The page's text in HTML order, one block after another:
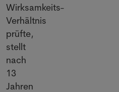
Wirksamkeits-
Verhältnis
prüfte,
stellt
nach
13
Jahren